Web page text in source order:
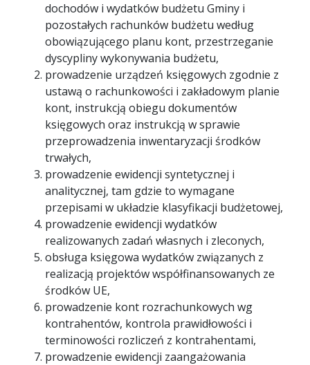
dochodów i wydatków budżetu Gminy i
pozostałych rachunków budżetu według
obowiązującego planu kont, przestrzeganie
dyscypliny wykonywania budżetu,
prowadzenie urządzeń księgowych zgodnie z
ustawą o rachunkowości i zakładowym planie
kont, instrukcją obiegu dokumentów
księgowych oraz instrukcją w sprawie
przeprowadzenia inwentaryzacji środków
trwałych,
prowadzenie ewidencji syntetycznej i
analitycznej, tam gdzie to wymagane
przepisami w układzie klasyfikacji budżetowej,
prowadzenie ewidencji wydatków
realizowanych zadań własnych i zleconych,
obsługa księgowa wydatków związanych z
realizacją projektów współfinansowanych ze
środków UE,
prowadzenie kont rozrachunkowych wg
kontrahentów, kontrola prawidłowości i
terminowości rozliczeń z kontrahentami,
prowadzenie ewidencji zaangażowania